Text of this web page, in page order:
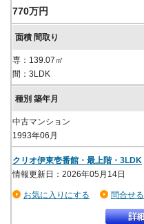
770万円
専：139.07㎡
間：3LDK
中古マンション
1993年06月
クリオ伊東壱番館・最上階・3LDK
情報更新日：2026年05月14日
お気に入りにする 問合せる